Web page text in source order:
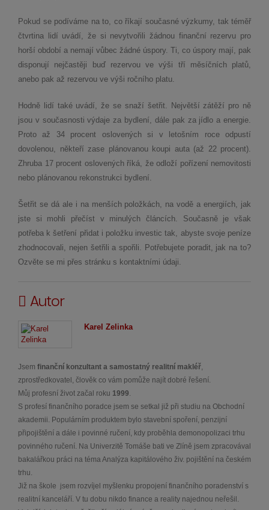
Pokud se podíváme na to, co říkají současné výzkumy, tak téměř
čtvrtina lidí uvádí, že si nevytvořili žádnou finanční rezervu pro
horší období a nemají vůbec žádné úspory. Ti, co úspory mají, pak
disponují nejčastěji buď rezervou ve výši tří měsíčních platů,
anebo pak až rezervou ve výši ročního platu.
Hodně lidí také uvádí, že se snaží šetřit. Největší zátěží pro ně
jsou v současnosti výdaje za bydlení, dále pak za jídlo a energie.
Proto až 34 procent oslovených si v letošním roce odpustí
dovolenou, někteří zase plánovanou koupi auta (až 22 procent).
Zhruba 17 procent oslovených říká, že odloží pořízení nemovitosti
nebo plánovanou rekonstrukci bydlení.
Šetřit se dá ale i na menších položkách, na vodě a energiích, jak
jste si mohli přečíst v minulých článcích. Současně je však
potřeba k šetření přidat i položku investic tak, abyste svoje peníze
zhodnocovali, nejen šetřili a spořili. Potřebujete poradit, jak na to?
Ozvěte se mi přes stránku s kontaktními údaji.
Autor
Karel Zelinka
Jsem finanční konzultant a samostatný realitní makléř
zprostředkovatel, člověk co vám pomůže najít dobré řešení.
Můj profesní život začal roku 1999
S profesí finančního poradce jsem se setkal již při studiu na Obchodní
akademii. Populárním produktem bylo stavební spoření, penzijní
připojištění a dále i povinné ručení, kdy proběhla demonopolizaci trhu
povinného ručení. Na Univerzitě Tomáše bati ve Zlíně jsem zpracovával
bakalářkou práci na téma Analýza kapitálového živ. pojištění na českém
trhu.
Již na škole jsem rozvíjel myšlenku propojení finančního poradenství s
realitní kanceláří. V tu dobu nikdo finance a reality najednou neřešil.